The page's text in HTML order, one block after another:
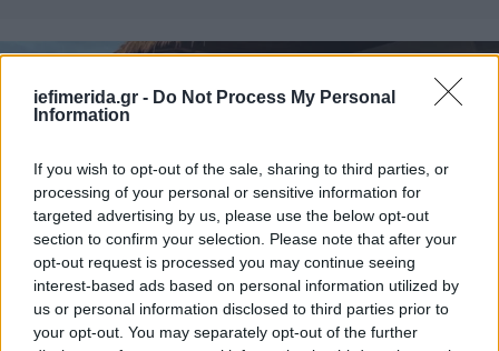
iefimerida.gr - Do Not Process My Personal
Information
If you wish to opt-out of the sale, sharing to third parties, or
processing of your personal or sensitive information for
targeted advertising by us, please use the below opt-out
section to confirm your selection. Please note that after your
opt-out request is processed you may continue seeing
interest-based ads based on personal information utilized by
us or personal information disclosed to third parties prior to
your opt-out. You may separately opt-out of the further
11/11/2023 19:02